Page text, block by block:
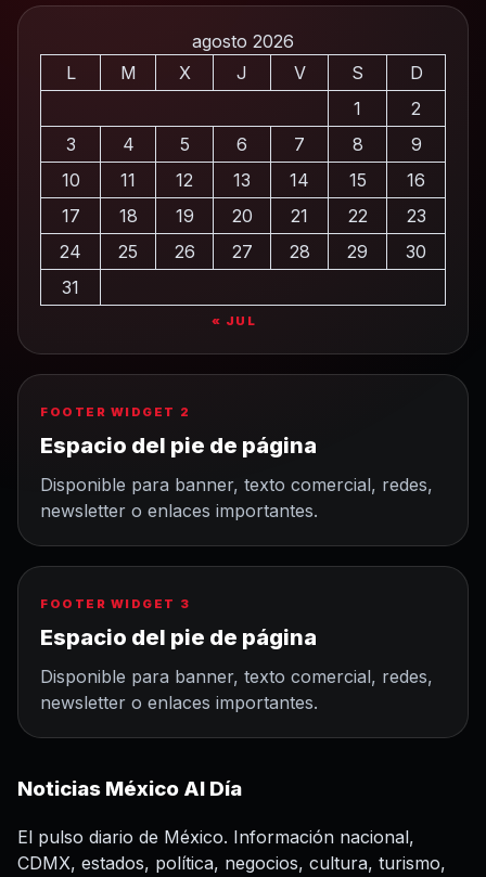
agosto 2026
L
M X J V S
D
1
2
3
4 5 6 7 8
9
10
11 12 13 14 15
16
17
18 19 20 21 22
23
24
25 26 27 28 29
30
31
« JUL
FOOTER WIDGET 2
Espacio del pie de página
Disponible para banner, texto comercial, redes,
newsletter o enlaces importantes.
FOOTER WIDGET 3
Espacio del pie de página
Disponible para banner, texto comercial, redes,
newsletter o enlaces importantes.
Noticias México Al Día
El pulso diario de México. Información nacional,
CDMX, estados, política, negocios, cultura, turismo,